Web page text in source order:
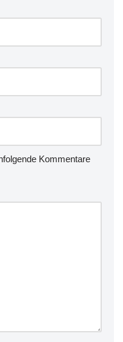
Kommentare